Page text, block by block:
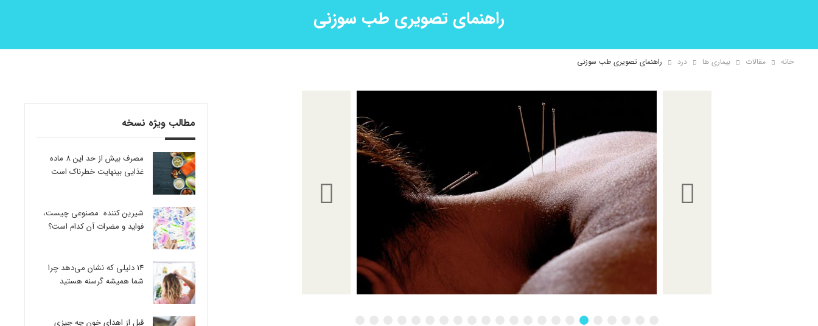
راهنمای تصویری طب سوزنی
خانه مقالات بیماری ها درد راهنمای تصویری طب سوزنی
مطالب ویژه نسخه
مصرف بیش از حد این 8 ماده
غذایی بینهایت خطرناک است
شیرین کننده مصنوعی چیست،
فواید و مضرات آن کدام است؟
14 دلیلی که نشان می‌دهد چرا
شما همیشه گرسنه هستید
قبل از اهدای خون چه چیزی